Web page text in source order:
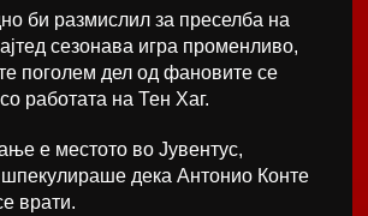
би размислил за преселба на
сезонава игра променливо,
поголем дел од фановите се
работата на Тен Хаг.
е местото во Јувентус,
шпекулираше дека Антонио Конте
врати.